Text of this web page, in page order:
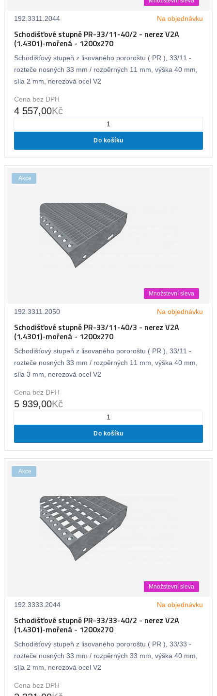
192.3311.2044 Na objednávku
Schodišťové stupně PR-33/11-40/2 - nerez V2A
(1.4301)-mořená - 1200x270
Schodišťový stupeň z lisovaného pororoštu ( PR ), 33/11 -
rozteče nosných 33 mm / rozpěrných 11 mm, výška 40 mm,
síla 2 mm, nerezová ocel V2
Cena bez DPH
4 557,00Kč
Do košíku
Akce
Množstevní sleva
192.3311.2050 Na objednávku
Schodišťové stupně PR-33/11-40/3 - nerez V2A
(1.4301)-mořená - 1200x270
Schodišťový stupeň z lisovaného pororoštu ( PR ), 33/11 -
rozteče nosných 33 mm / rozpěrných 11 mm, výška 40 mm,
síla 3 mm, nerezová ocel V2
Cena bez DPH
5 939,00Kč
Do košíku
Akce
Množstevní sleva
192.3333.2044 Na objednávku
Schodišťové stupně PR-33/33-40/2 - nerez V2A
(1.4301)-mořená - 1200x270
Schodišťový stupeň z lisovaného pororoštu ( PR ), 33/33 -
rozteče nosných 33 mm / rozpěrných 33 mm, výška 40 mm,
síla 2 mm, nerezová ocel V2
Cena bez DPH